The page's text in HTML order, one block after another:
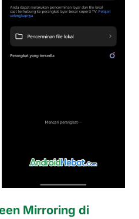
Mirroring di